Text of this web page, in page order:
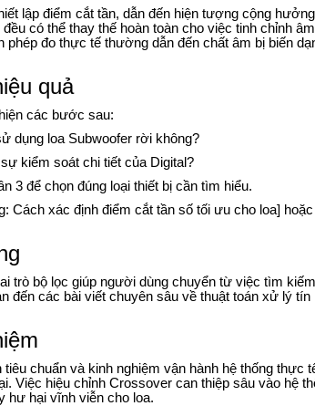
lập điểm cắt tần, dẫn đến hiện tượng cộng
có thể thay thế hoàn toàn cho việc tinh chỉnh
đo thực tế thường dẫn đến chất âm bị biến
quả
các bước sau:
dụng loa Subwoofer rời không?
kiểm soát chi tiết của Digital?
3 để chọn đúng loại thiết bị cần tìm hiểu.
Cách xác định điểm cắt tần số tối ưu cho loa] hoặc
trò bộ lọc giúp người dùng chuyển từ việc tìm
đến các bài viết chuyên sâu về thuật toán xử lý tín
chuẩn và kinh nghiệm vận hành hệ thống thực
Việc hiệu chỉnh Crossover can thiệp sâu vào hệ
hư hại vĩnh viễn cho loa.